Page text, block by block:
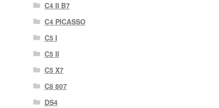
C4 II B7
C4 PICASSO
C5 I
C5 II
C5 X7
C8 807
DS4